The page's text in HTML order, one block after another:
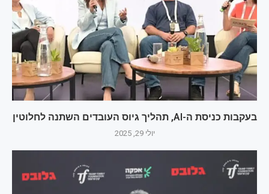
בעקבות כניסת ה-AI, תהליך גיוס העובדים השתנה לחלוטין
יולי 29, 2025